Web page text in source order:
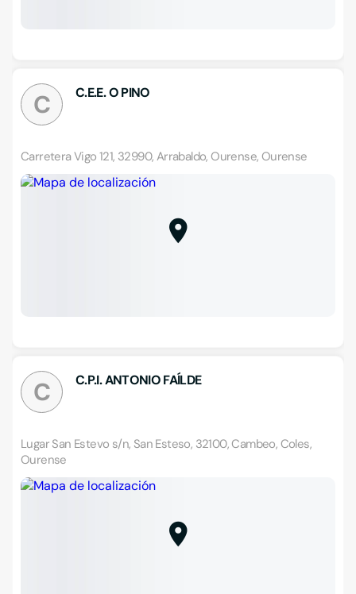
C C.E.E. O PINO
Carretera Vigo 121, 32990, Arrabaldo, Ourense, Ourense
C C.P.I. ANTONIO FAÍLDE
Lugar San Estevo s/n, San Esteso, 32100, Cambeo, Coles,
Ourense